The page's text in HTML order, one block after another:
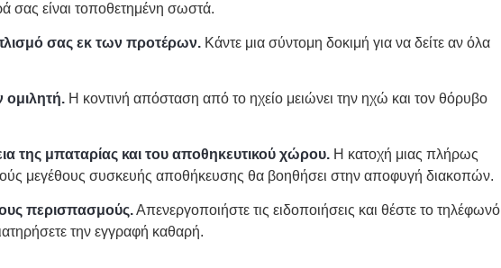
σας είναι τοποθετημένη σωστά.
σας εκ των προτέρων. Κάντε μια σύντομη δοκιμή για να δείτε αν όλα
ομιλητή. Η κοντινή απόσταση από το ηχείο μειώνει την ηχώ και τον θόρυβο
της μπαταρίας και του αποθηκευτικού χώρου. Η κατοχή μιας πλήρως
μεγέθους συσκευής αποθήκευσης θα βοηθήσει στην αποφυγή διακοπών.
περισπασμούς.Απενεργοποιήστε τις ειδοποιήσεις και θέστε το τηλέφωνό
την εγγραφή καθαρή.